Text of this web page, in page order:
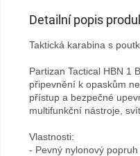
Detailní popis
Taktická karabina s
Partizan Tactical HBN 1
připevnění k opaskům
přístup a bezpečné
multifunkční nástroje,
Vlastnosti:
- Pevný nylonový